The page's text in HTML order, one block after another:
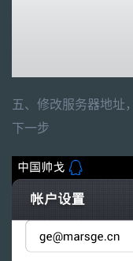
五、修改服务器地址
下一步